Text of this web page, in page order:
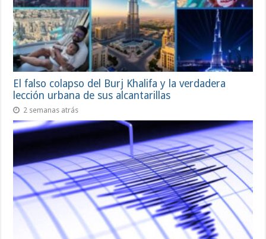
El falso colapso del Burj Khalifa y la verdadera
lección urbana de sus alcantarillas
2 semanas atrás